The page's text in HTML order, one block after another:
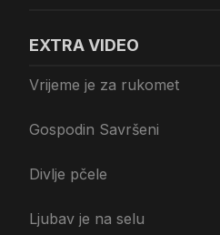
EXTRA VIDEO
Vrijeme je za rukomet
Gospodin Savršeni
Divlje pčele
Ljubav je na selu